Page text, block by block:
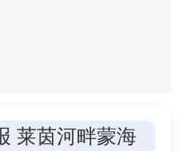
莱茵河畔蒙海